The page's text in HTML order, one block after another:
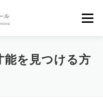
メニュー
ル案内 セミナー
能を見つける方